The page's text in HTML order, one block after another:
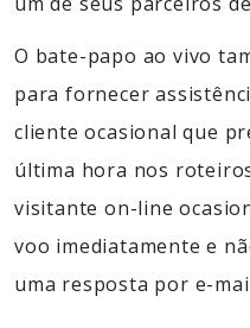
O bate-papo ao vivo
para fornecer
cliente ocasional que
última hora nos
visitante on-line
voo imediatamente e
uma resposta por e-